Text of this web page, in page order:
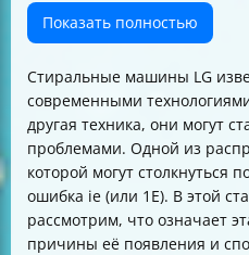
Показать полностью
Стиральные машины LG
современными
другая техника, они могут
проблемами. Одной из
которой могут столкнуться
ошибка ie (или 1E). В этой
рассмотрим, что означает
причины её появления и